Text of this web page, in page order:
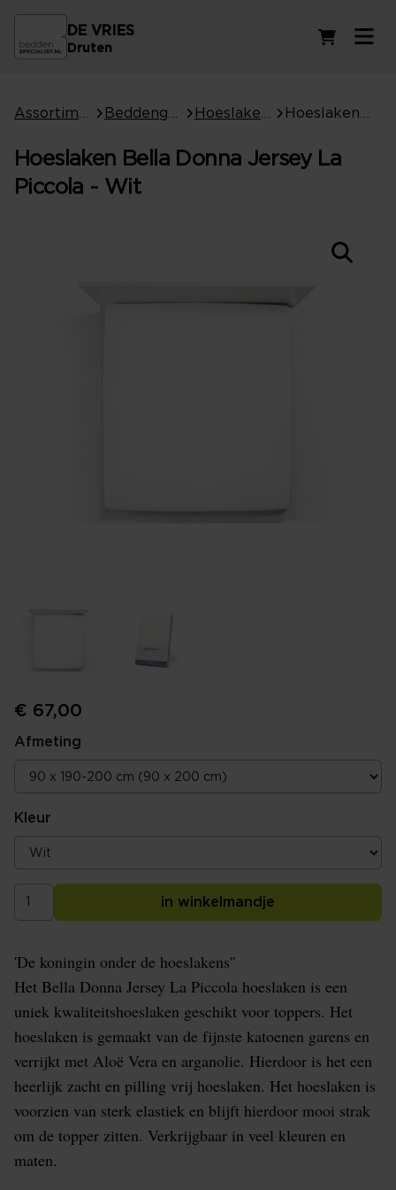
DE VRIES
Druten
Hoeslaken Bella Donna Jersey La
Piccola - Wit
€ 67,00
Afmeting
Kleur
in winkelmandje
'De koningin onder de hoeslakens''
Het Bella Donna Jersey La Piccola hoeslaken is een
uniek kwaliteitshoeslaken geschikt voor toppers. Het
hoeslaken is gemaakt van de fijnste katoenen garens en
verrijkt met Aloë Vera en arganolie. Hierdoor is het een
heerlijk zacht en pilling vrij hoeslaken. Het hoeslaken is
voorzien van sterk elastiek en blijft hierdoor mooi strak
om de topper zitten. Verkrijgbaar in veel kleuren en
maten.